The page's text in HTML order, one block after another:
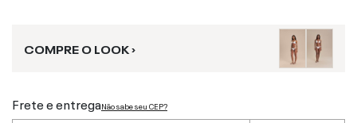
COMPRE O LOOK ›
Frete e entregaNão sabe seu CEP?